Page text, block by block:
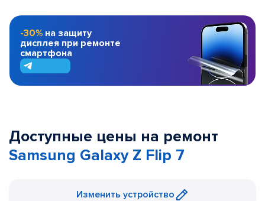
-30% на защиту
дисплея при ремонте
смартфона
Доступные цены на ремонт
Samsung Galaxy Z Flip 7
Изменить устройство